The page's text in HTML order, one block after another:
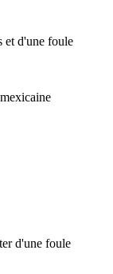
et d'une foule
d'une foule